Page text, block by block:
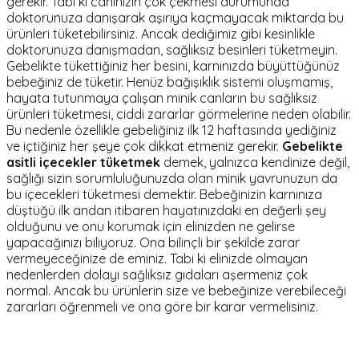
doktorunuza danışarak aşırıya kaçmayacak miktarda bu
ürünleri tüketebilirsiniz. Ancak dediğimiz gibi kesinlikle
doktorunuza danışmadan, sağlıksız besinleri tüketmeyin.
Gebelikte tükettiğiniz her besini, karnınızda büyüttüğünüz
bebeğiniz de tüketir. Henüz bağışıklık sistemi oluşmamış,
hayata tutunmaya çalışan minik canların bu sağlıksız
ürünleri tüketmesi, ciddi zararlar görmelerine neden olabilir.
Bu nedenle özellikle gebeliğiniz ilk 12 haftasında yediğiniz
ve içtiğiniz her şeye çok dikkat etmeniz gerekir. Gebelikte
asitli içecekler tüketmek demek, yalnızca kendinize değil,
sağlığı sizin sorumluluğunuzda olan minik yavrunuzun da
bu içecekleri tüketmesi demektir. Bebeğinizin karnınıza
düştüğü ilk andan itibaren hayatınızdaki en değerli şey
olduğunu ve onu korumak için elinizden ne gelirse
yapacağınızı biliyoruz. Ona bilinçli bir şekilde zarar
vermeyeceğinize de eminiz. Tabi ki elinizde olmayan
nedenlerden dolayı sağlıksız gıdaları aşermeniz çok
normal. Ancak bu ürünlerin size ve bebeğinize verebileceği
zararları öğrenmeli ve ona göre bir karar vermelisiniz.